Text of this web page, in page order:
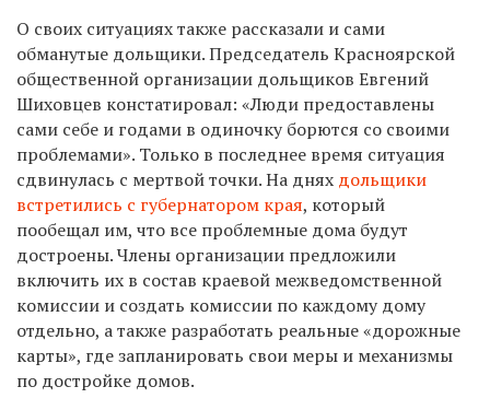
О своих ситуациях также рассказали и сами
обманутые дольщики.Председатель Красноярской
общественной организации дольщиков Евгений
Шиховцев констатировал: «Люди предоставлены
сами себе и годами в одиночку борются со своими
проблемами». Только в последнее время ситуация
сдвинулась с мертвой точки. На днях дольщики
встретились с губернатором края, который
пообещал им, что все проблемные дома будут
достроены. Члены организации предложили
включить их в состав краевой межведомственной
комиссии и создать комиссии по каждому дому
отдельно, а также разработать реальные «дорожные
карты», где запланировать свои меры и механизмы
по достройке домов.